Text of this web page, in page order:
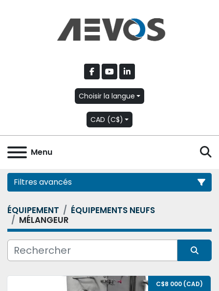
facebook
youtubelinkedin
Choisir la langue
CAD (C$)
Menu
Filtres avancés
Catégorie
Condition
ÉQUIPEMENT
ÉQUIPEMENTS NEUFS
MÉLANGEUR
C$8 000 (CAD)